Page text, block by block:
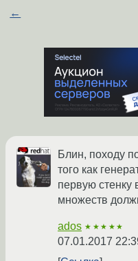
←
Блин, походу
того как
первую стенку
множеств
ados ★★★★★
07.01.2017